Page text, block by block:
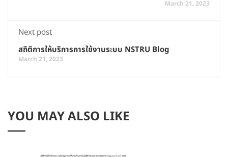
March 21, 2023
Next post
สถิติการให้บริการการใช้งานระบบ NSTRU Blog
March 21, 2023
YOU MAY ALSO LIKE